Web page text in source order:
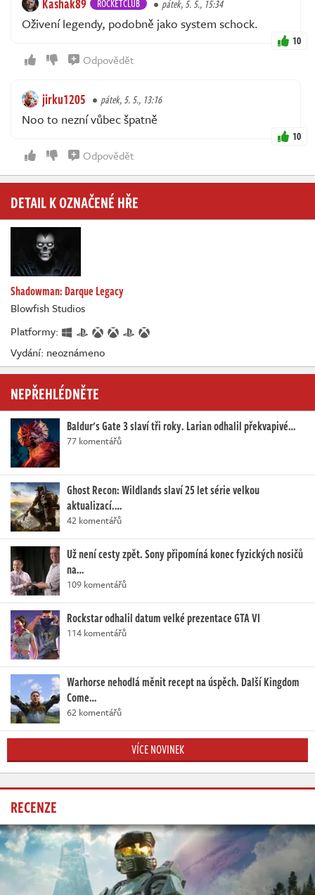
ROCKETCLUB pátek, 5. 5., 15:34
Oživení legendy, podobně jako system schock.
10
Odpovědět
jirku1205 pátek, 5. 5., 13:16
Noo to nezní vůbec špatně
10
Odpovědět
DETAIL K OZNAČENÉ HŘE
Shadowman: Darque Legacy
Blowfish Studios
Platformy:
Vydání: neoznámeno
NEPŘEHLÉDNĚTE
Baldur's Gate 3 slaví tři roky. Larian odhalil překvapivé…
77 komentářů
Ghost Recon: Wildlands slaví 25 let série velkou
aktualizací.…
42 komentářů
Už není cesty zpět. Sony připomíná konec fyzických nosičů
na…
109 komentářů
Rockstar odhalil datum velké prezentace GTA VI
114 komentářů
Warhorse nehodlá měnit recept na úspěch. Další Kingdom
Come…
62 komentářů
VÍCE NOVINEK
RECENZE